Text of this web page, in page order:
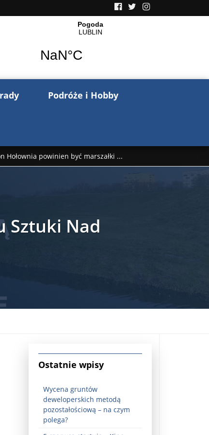
Podróże i Hobby
Hołownia powinien być marszałki ...
pisze o wojnie na Ukrainie. Wspo ...
muzyka świata ...
Sztuki Nad
Ostatnie wpisy
Wycena gruntów
deweloperskich metodą
pozostałościową – na czym
polega?